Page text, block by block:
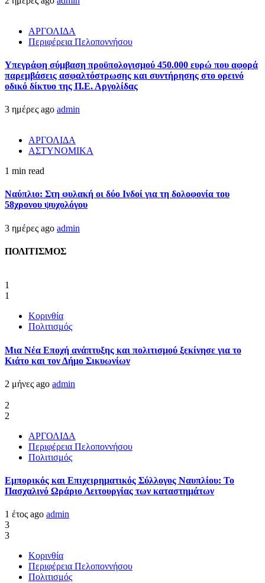
ΑΡΓΟΛΙΔΑ
Περιφέρεια Πελοποννήσου
Υπεγράφη σύμβαση προϋπολογισμού 450.000 ευρώ που αφορά
παρεμβάσεις ασφαλτόστρωσης και συντήρησης στο ορεινό
οδικό δίκτυο της Π.Ε. Αργολίδας
3 ημέρες ago admin
ΑΡΓΟΛΙΔΑ
ΑΣΤΥΝΟΜΙΚΑ
1 min read
Ναύπλιο: Στη φυλακή οι δύο Ινδοί για τη δολοφονία του
58χρονου ψυχολόγου
3 ημέρες ago admin
ΠΟΛΙΤΙΣΜΟΣ
1
1
Κορινθία
Πολιτισμός
Μια Νέα Εποχή ανάπτυξης και πολιτισμού ξεκίνησε για το
Κιάτο και τον Δήμο Σικυωνίων
2 μήνες ago admin
2
2
ΑΡΓΟΛΙΔΑ
Περιφέρεια Πελοποννήσου
Πολιτισμός
Εμπορικός και Επιχειρηματικός Σύλλογος Ναυπλίου: Το
Πασχαλινό Ωράριο Λειτουργίας των καταστημάτων
1 έτος ago admin
3
3
Κορινθία
Περιφέρεια Πελοποννήσου
Πολιτισμός